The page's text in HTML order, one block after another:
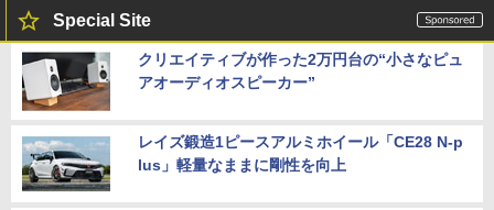
Special Site
クリエイティブが作った2万円台の“小さなピュ
アオーディオスピーカー”
レイズ鍛造1ピースアルミホイール「CE28 N-p
lus」軽量なままに剛性を向上